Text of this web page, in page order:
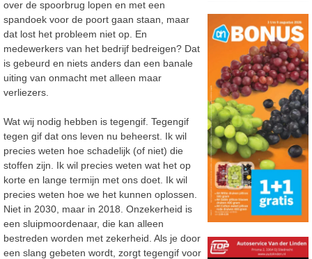
over de spoorbrug lopen en met een
spandoek voor de poort gaan staan, maar
dat lost het probleem niet op. En
medewerkers van het bedrijf bedreigen? Dat
is gebeurd en niets anders dan een banale
uiting van onmacht met alleen maar
verliezers.
Wat wij nodig hebben is tegengif. Tegengif
tegen gif dat ons leven nu beheerst. Ik wil
precies weten hoe schadelijk (of niet) die
stoffen zijn. Ik wil precies weten wat het op
korte en lange termijn met ons doet. Ik wil
precies weten hoe we het kunnen oplossen.
Niet in 2030, maar in 2018. Onzekerheid is
een sluipmoordenaar, die kan alleen
bestreden worden met zekerheid. Als je door
een slang gebeten wordt, zorgt tegengif voor